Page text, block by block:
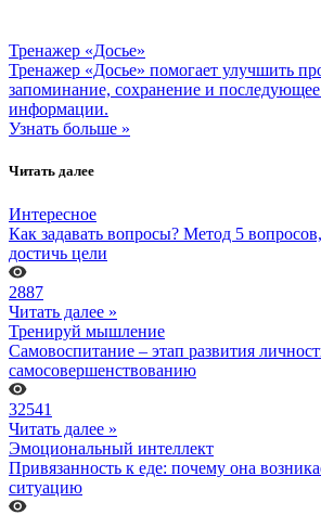
Тренажер «Досье»
Тренажер «Досье» помогает улучшить
запоминание, сохранение и
информации.
Узнать больше »
Читать далее
Интересное
Как задавать вопросы? Метод 5
достичь цели
2887
Читать далее »
Тренируй мышление
Самовоспитание – этап развития
самосовершенствованию
32541
Читать далее »
Эмоциональный интеллект
Привязанность к еде: почему она
ситуацию